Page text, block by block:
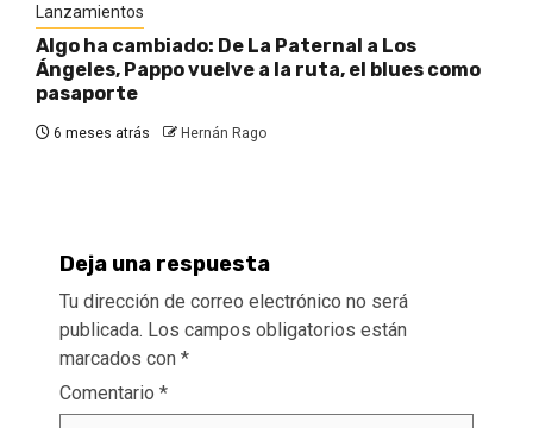
Lanzamientos
Algo ha cambiado: De La Paternal a Los
Ángeles, Pappo vuelve a la ruta, el blues como
pasaporte
6 meses atrás Hernán Rago
Deja una respuesta
Tu dirección de correo electrónico no será
publicada. Los campos obligatorios están
marcados con *
Comentario *